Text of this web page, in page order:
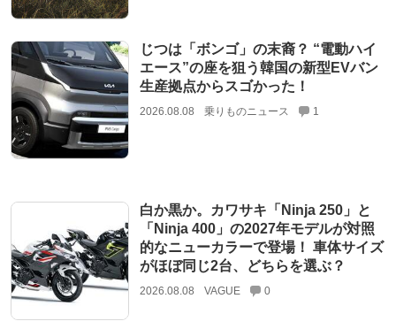
じつは「ボンゴ」の末裔？ “電動ハイ
エース”の座を狙う韓国の新型EVバン
生産拠点からスゴかった！
2026.08.08 乗りものニュース 1
白か黒か。カワサキ「Ninja 250」と
「Ninja 400」の2027年モデルが対照
的なニューカラーで登場！ 車体サイズ
がほぼ同じ2台、どちらを選ぶ？
2026.08.08 VAGUE 0